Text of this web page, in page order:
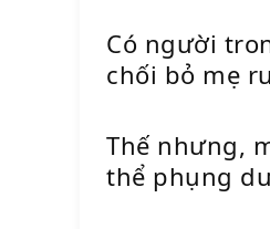
Có người
chối bỏ mẹ
Thế nhưng,
thể phụng